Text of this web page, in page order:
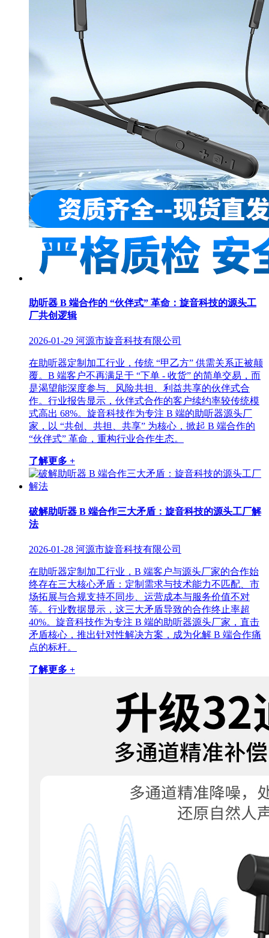
助听器 B 端合作的 “伙伴式” 革命：旋音科技的源头工
厂共创逻辑
2026-01-29 河源市旋音科技有限公司
在助听器定制加工行业，传统 “甲乙方” 供需关系正被颠
覆。B 端客户不再满足于 “下单 - 收货” 的简单交易，而
是渴望能深度参与、风险共担、利益共享的伙伴式合
作。行业报告显示，伙伴式合作的客户续约率较传统模
式高出 68%。旋音科技作为专注 B 端的助听器源头厂
家，以 “共创、共担、共享” 为核心，掀起 B 端合作的
“伙伴式” 革命，重构行业合作生态。
了解更多 +
破解助听器 B 端合作三大矛盾：旋音科技的源头工厂解
法
2026-01-28 河源市旋音科技有限公司
在助听器定制加工行业，B 端客户与源头厂家的合作始
终存在三大核心矛盾：定制需求与技术能力不匹配、市
场拓展与合规支持不同步、运营成本与服务价值不对
等。行业数据显示，这三大矛盾导致的合作终止率超
40%。旋音科技作为专注 B 端的助听器源头厂家，直击
矛盾核心，推出针对性解决方案，成为化解 B 端合作痛
点的标杆。
了解更多 +